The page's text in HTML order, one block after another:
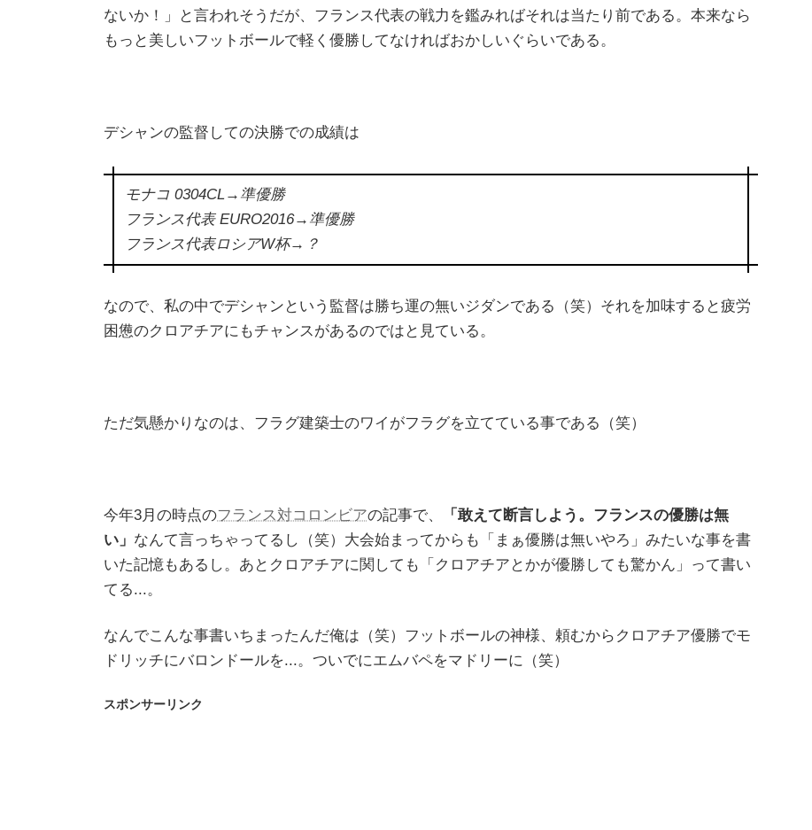
ないか！」と言われそうだが、フランス代表の戦力を鑑みればそれは当たり前である。本来なら
もっと美しいフットボールで軽く優勝してなければおかしいぐらいである。
デシャンの監督しての決勝での成績は
モナコ 0304CL→準優勝
フランス代表 EURO2016→準優勝
フランス代表ロシアW杯→？
なので、私の中でデシャンという監督は勝ち運の無いジダンである（笑）それを加味すると疲労
困憊のクロアチアにもチャンスがあるのではと見ている。
ただ気懸かりなのは、フラグ建築士のワイがフラグを立てている事である（笑）
今年3月の時点のフランス対コロンビアの記事で、
「敢えて断言しよう。フランスの優勝は無
い」 なんて言っちゃってるし（笑）大会始まってからも「まぁ優勝は無いやろ」みたいな事を書
いた記憶もあるし。あとクロアチアに関しても「クロアチアとかが優勝しても驚かん」って書い
てる...。
なんでこんな事書いちまったんだ俺は（笑）フットボールの神様、頼むからクロアチア優勝でモ
ドリッチにバロンドールを...。ついでにエムバペをマドリーに（笑）
スポンサーリンク